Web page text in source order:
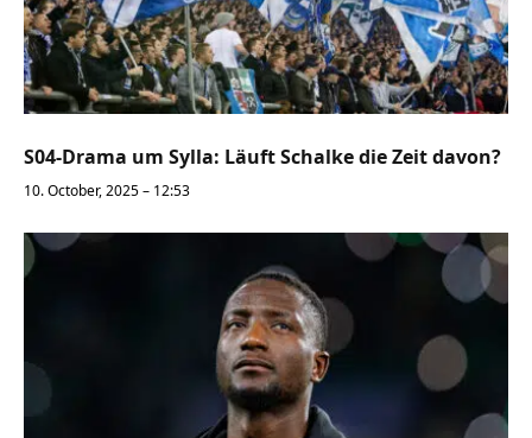
S04-Drama um Sylla: Läuft Schalke die Zeit davon?
10. October, 2025 – 12:53